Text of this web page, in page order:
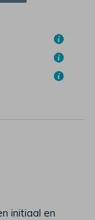
initiaal en